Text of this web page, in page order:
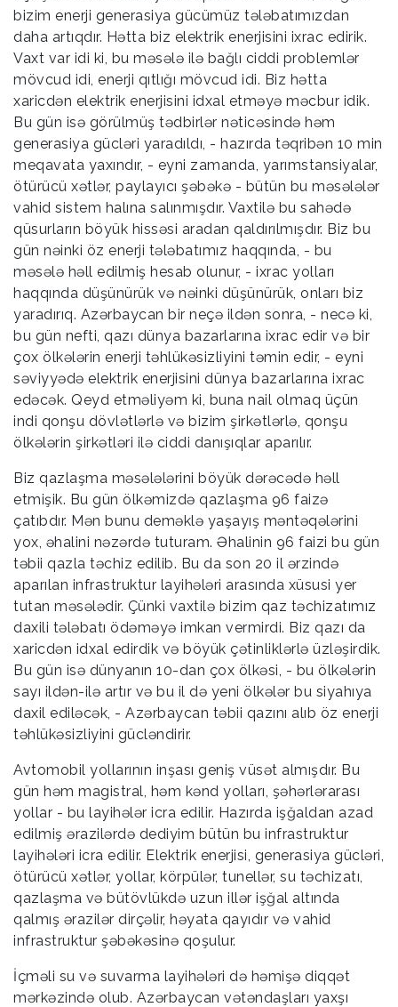
bizim enerji generasiya gücümüz tələbatımızdan
daha artıqdır. Hətta biz elektrik enerjisini ixrac edirik.
Vaxt var idi ki, bu məsələ ilə bağlı ciddi problemlər
mövcud idi, enerji qıtlığı mövcud idi. Biz hətta
xaricdən elektrik enerjisini idxal etməyə məcbur idik.
Bu gün isə görülmüş tədbirlər nəticəsində həm
generasiya gücləri yaradıldı, - hazırda təqribən 10 min
meqavata yaxındır, - eyni zamanda, yarımstansiyalar,
ötürücü xətlər, paylayıcı şəbəkə - bütün bu məsələlər
vahid sistem halına salınmışdır. Vaxtilə bu sahədə
qüsurların böyük hissəsi aradan qaldırılmışdır. Biz bu
gün nəinki öz enerji tələbatımız haqqında, - bu
məsələ həll edilmiş hesab olunur, - ixrac yolları
haqqında düşünürük və nəinki düşünürük, onları biz
yaradırıq. Azərbaycan bir neçə ildən sonra, - necə ki,
bu gün nefti, qazı dünya bazarlarına ixrac edir və bir
çox ölkələrin enerji təhlükəsizliyini təmin edir, - eyni
səviyyədə elektrik enerjisini dünya bazarlarına ixrac
edəcək. Qeyd etməliyəm ki, buna nail olmaq üçün
indi qonşu dövlətlərlə və bizim şirkətlərlə, qonşu
ölkələrin şirkətləri ilə ciddi danışıqlar aparılır.
Biz qazlaşma məsələlərini böyük dərəcədə həll
etmişik. Bu gün ölkəmizdə qazlaşma 96 faizə
çatıbdır. Mən bunu deməklə yaşayış məntəqələrini
yox, əhalini nəzərdə tuturam. Əhalinin 96 faizi bu gün
təbii qazla təchiz edilib. Bu da son 20 il ərzində
aparılan infrastruktur layihələri arasında xüsusi yer
tutan məsələdir. Çünki vaxtilə bizim qaz təchizatımız
daxili tələbatı ödəməyə imkan vermirdi. Biz qazı da
xaricdən idxal edirdik və böyük çətinliklərlə üzləşirdik.
Bu gün isə dünyanın 10-dan çox ölkəsi, - bu ölkələrin
sayı ildən-ilə artır və bu il də yeni ölkələr bu siyahıya
daxil ediləcək, - Azərbaycan təbii qazını alıb öz enerji
təhlükəsizliyini gücləndirir.
Avtomobil yollarının inşası geniş vüsət almışdır. Bu
gün həm magistral, həm kənd yolları, şəhərlərarası
yollar - bu layihələr icra edilir. Hazırda işğaldan azad
edilmiş ərazilərdə dediyim bütün bu infrastruktur
layihələri icra edilir. Elektrik enerjisi, generasiya gücləri,
ötürücü xətlər, yollar, körpülər, tunellər, su təchizatı,
qazlaşma və bütövlükdə uzun illər işğal altında
qalmış ərazilər dirçəlir, həyata qayıdır və vahid
infrastruktur şəbəkəsinə qoşulur.
İçməli su və suvarma layihələri də həmişə diqqət
mərkəzində olub. Azərbaycan vətəndaşları yaxşı